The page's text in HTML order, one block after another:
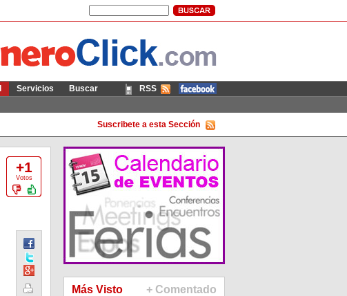
Servicios Buscar
RSS
Suscribete a esta Sección
+1
Votos
Más Visto + Comentado